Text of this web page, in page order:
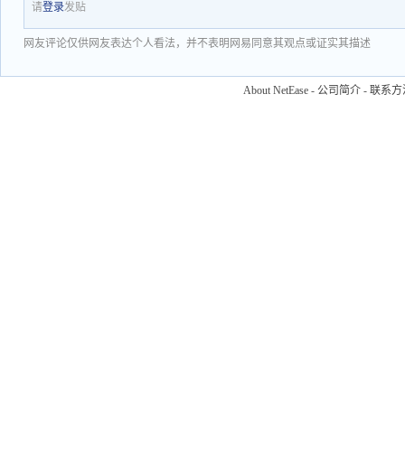
请登录发贴
网友评论仅供网友表达个人看法，并不表明网易同意其观点或证实其描述
About NetEase - 公司简介 - 联系方